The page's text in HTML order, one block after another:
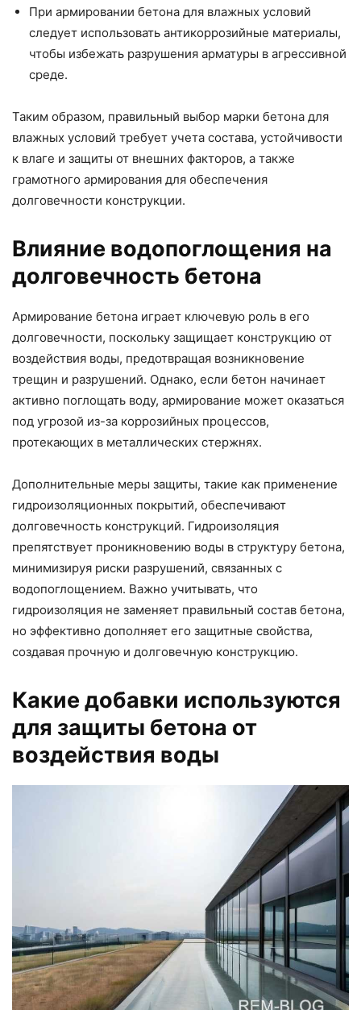
При армировании бетона для влажных условий
следует использовать антикоррозийные материалы,
чтобы избежать разрушения арматуры в агрессивной
среде.
Таким образом, правильный выбор марки бетона для
влажных условий требует учета состава, устойчивости
к влаге и защиты от внешних факторов, а также
грамотного армирования для обеспечения
долговечности конструкции.
Влияние водопоглощения на
долговечность бетона
Армирование бетона играет ключевую роль в его
долговечности, поскольку защищает конструкцию от
воздействия воды, предотвращая возникновение
трещин и разрушений. Однако, если бетон начинает
активно поглощать воду, армирование может оказаться
под угрозой из-за коррозийных процессов,
протекающих в металлических стержнях.
Дополнительные меры защиты, такие как применение
гидроизоляционных покрытий, обеспечивают
долговечность конструкций. Гидроизоляция
препятствует проникновению воды в структуру бетона,
минимизируя риски разрушений, связанных с
водопоглощением. Важно учитывать, что
гидроизоляция не заменяет правильный состав бетона,
но эффективно дополняет его защитные свойства,
создавая прочную и долговечную конструкцию.
Какие добавки используются
для защиты бетона от
воздействия воды